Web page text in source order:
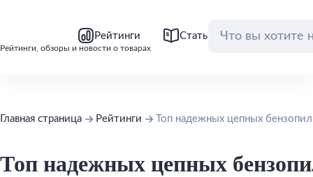
Рейтинги, обзоры и новости о товарах
Рейтинги Статьи Обзоры
Главная страница Рейтинги Топ надежных цепных бензопил
Топ надежных цепных